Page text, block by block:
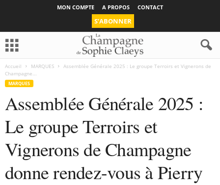
MON COMPTE A PROPOS CONTACT
S’ABONNER
Accueil MARQUES
Assemblée Générale 2025 : Le groupe Terroirs et Vignerons de
Champagne...
MARQUES
Assemblée Générale 2025 :
Le groupe Terroirs et
Vignerons de Champagne
donne rendez-vous à Pierry